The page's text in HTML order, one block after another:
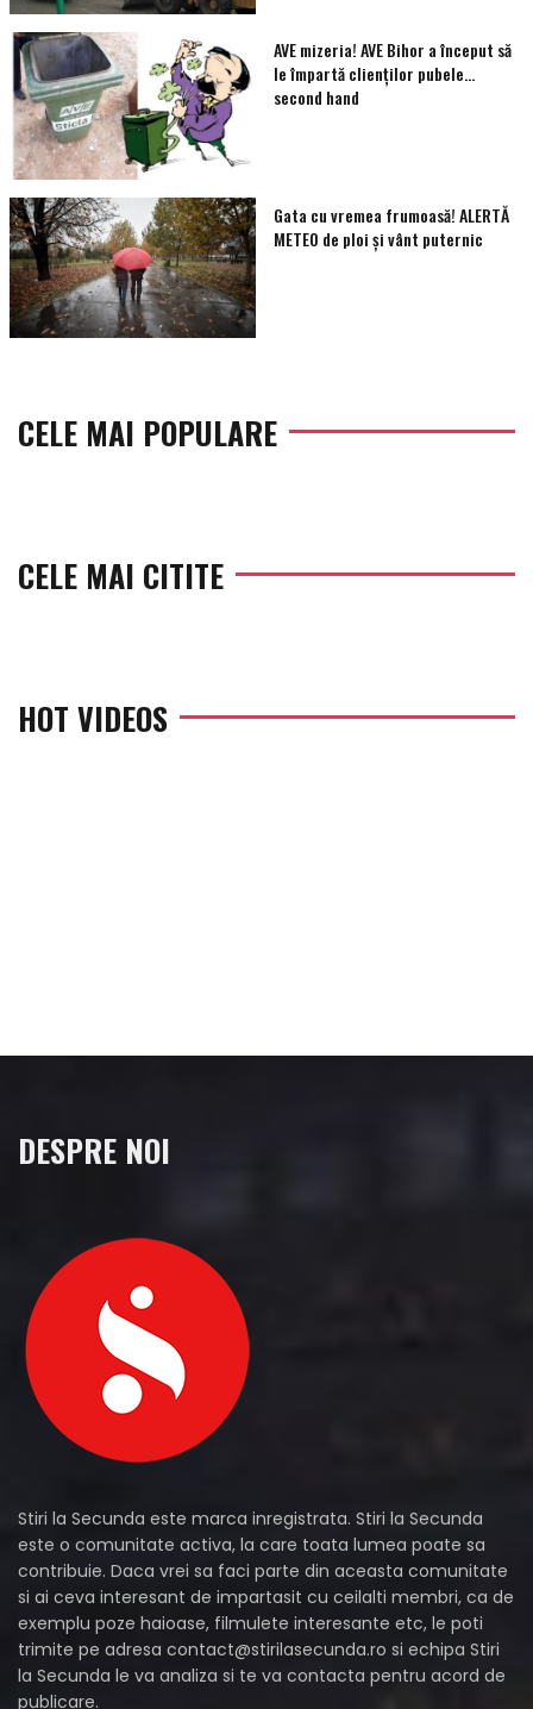
AVE mizeria! AVE Bihor a început să
le împartă clienţilor pubele…
second hand
Gata cu vremea frumoasă! ALERTĂ
METEO de ploi și vânt puternic
CELE MAI POPULARE
CELE MAI CITITE
HOT VIDEOS
DESPRE NOI
Stiri la Secunda este marca inregistrata. Stiri la Secunda
este o comunitate activa, la care toata lumea poate sa
contribuie. Daca vrei sa faci parte din aceasta comunitate
si ai ceva interesant de impartasit cu ceilalti membri, ca de
exemplu poze haioase, filmulete interesante etc, le poti
trimite pe adresa contact@stirilasecunda.ro si echipa Stiri
la Secunda le va analiza si te va contacta pentru acord de
publicare.